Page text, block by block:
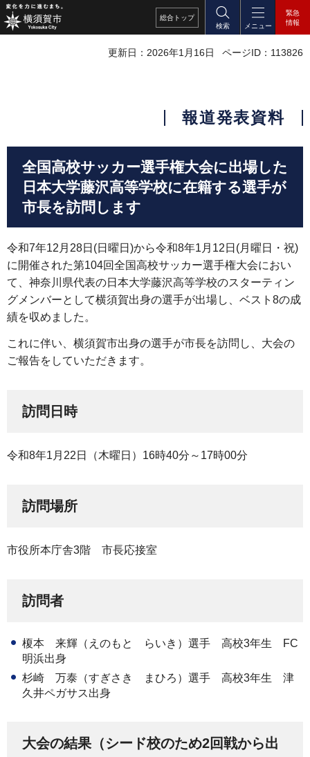
総合 トップ
検索
メニュー
緊急
情報
更新日：2026年1月16日 ページID：113826
報道発表資料
全国高校サッカー選手権大会に出場した
日本大学藤沢高等学校に在籍する選手が
市長を訪問します
令和7年12月28日(日曜日)から令和8年1月12日(月曜日・祝)
に開催された第104回全国高校サッカー選手権大会におい
て、神奈川県代表の日本大学藤沢高等学校のスターティン
グメンバーとして横須賀出身の選手が出場し、ベスト8の成
績を収めました。
これに伴い、横須賀市出身の選手が市長を訪問し、大会の
ご報告をしていただきます。
訪問日時
令和8年1月22日（木曜日）16時40分～17時00分
訪問場所
市役所本庁舎3階 市長応接室
訪問者
榎本 来輝（えのもと らいき）選手 高校3年生 FC
明浜出身
杉崎 万泰（すぎさき まひろ）選手 高校3年生 津
久井ペガサス出身
大会の結果（シード校のため2回戦から出